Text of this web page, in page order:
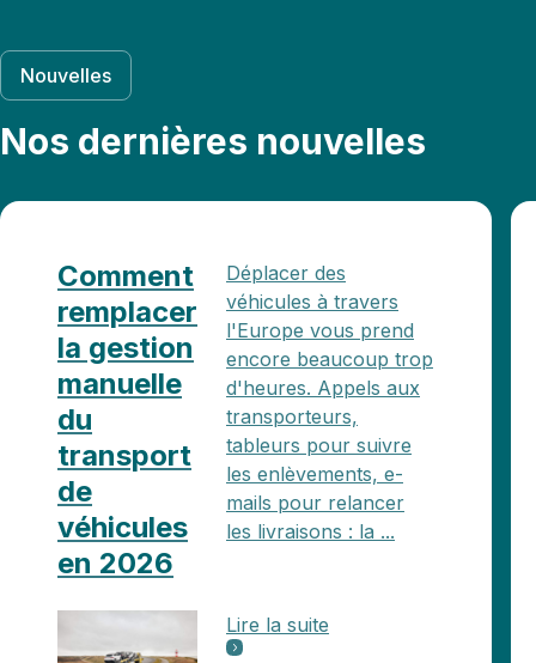
Nouvelles
Nos dernières nouvelles
Comment
remplacer
la gestion
manuelle
du
transport
de
véhicules
en 2026
Déplacer des
véhicules à travers
l'Europe vous prend
encore beaucoup trop
d'heures. Appels aux
transporteurs,
tableurs pour suivre
les enlèvements, e-
mails pour relancer
les livraisons : la ...
Lire la suite